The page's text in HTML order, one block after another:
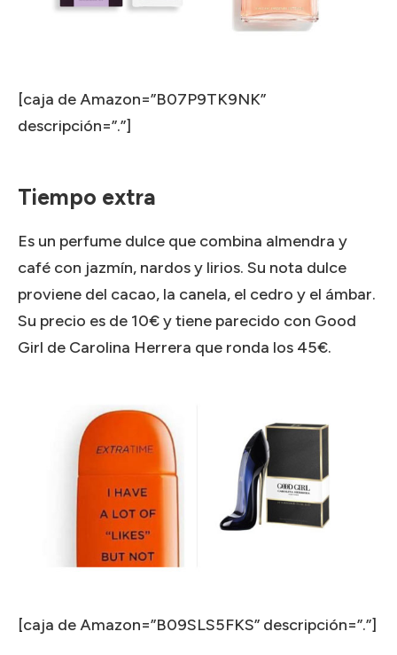
[caja de Amazon=”B07P9TK9NK”
descripción=”.”]
Tiempo extra
Es un perfume dulce que combina almendra y
café con jazmín, nardos y lirios. Su nota dulce
proviene del cacao, la canela, el cedro y el ámbar.
Su precio es de 10€ y tiene parecido con Good
Girl de Carolina Herrera que ronda los 45€.
[caja de Amazon=”B09SLS5FKS” descripción=”.”]